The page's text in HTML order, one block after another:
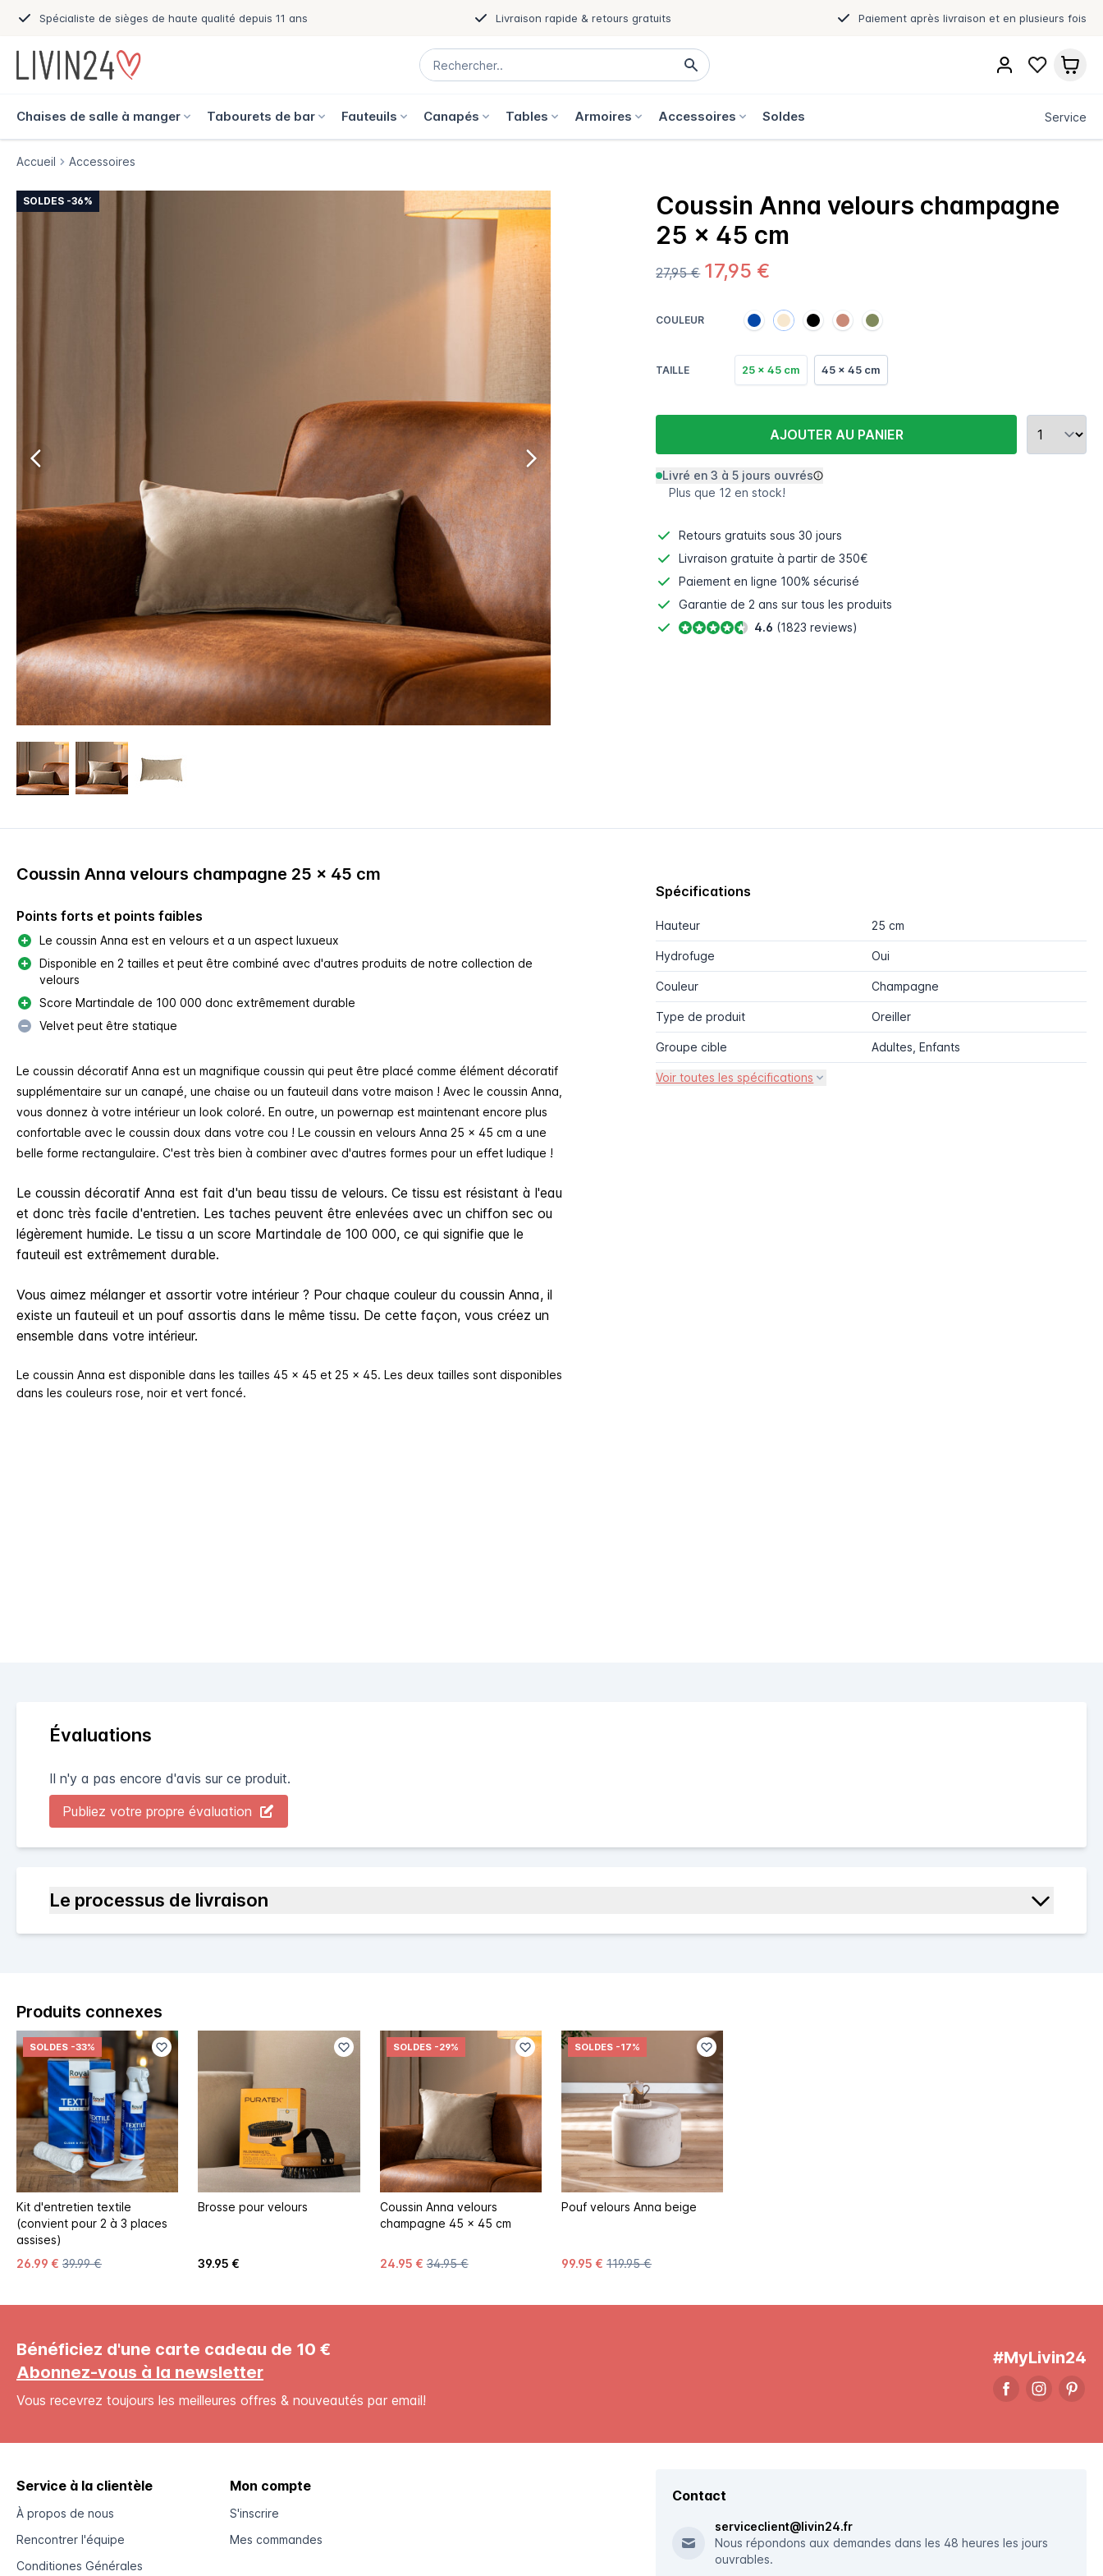
Spécialiste de sièges de haute qualité depuis 11 ans Livraison rapide & retours gratuits Paiement après livraison et en plusieurs fois
Chaises de salle à manger Tabourets de bar Fauteuils Canapés Tables Armoires Accessoires Soldes Service
Accueil Accessoires
SOLDES -36%
Coussin Anna velours champagne
25 x 45 cm
27,95 € 17,95 €
COULEUR
TAILLE 25 x 45 cm 45 x 45 cm
AJOUTER AU PANIER
Livré en 3 à 5 jours ouvrés
Plus que 12 en stock!
Retours gratuits sous 30 jours
Livraison gratuite à partir de 350€
Paiement en ligne 100% sécurisé
Garantie de 2 ans sur tous les produits
4.6 (1823 reviews)
Coussin Anna velours champagne 25 x 45 cm
Points forts et points faibles
Le coussin Anna est en velours et a un aspect luxueux
Disponible en 2 tailles et peut être combiné avec d'autres produits de notre collection de
velours
Score Martindale de 100 000 donc extrêmement durable
Velvet peut être statique
Le coussin décoratif Anna est un magnifique coussin qui peut être placé comme élément décoratif
supplémentaire sur un canapé, une chaise ou un fauteuil dans votre maison ! Avec le coussin Anna,
vous donnez à votre intérieur un look coloré. En outre, un powernap est maintenant encore plus
confortable avec le coussin doux dans votre cou ! Le coussin en velours Anna 25 x 45 cm a une
belle forme rectangulaire. C'est très bien à combiner avec d'autres formes pour un effet ludique !
Le coussin décoratif Anna est fait d'un beau tissu de velours. Ce tissu est résistant à l'eau
et donc très facile d'entretien. Les taches peuvent être enlevées avec un chiffon sec ou
légèrement humide. Le tissu a un score Martindale de 100 000, ce qui signifie que le
fauteuil est extrêmement durable.
Vous aimez mélanger et assortir votre intérieur ? Pour chaque couleur du coussin Anna, il
existe un fauteuil et un pouf assortis dans le même tissu. De cette façon, vous créez un
ensemble dans votre intérieur.
Le coussin Anna est disponible dans les tailles 45 x 45 et 25 x 45. Les deux tailles sont disponibles
dans les couleurs rose, noir et vert foncé.
Spécifications
Hauteur 25 cm
Hydrofuge Oui
Couleur Champagne
Type de produit Oreiller
Groupe cible Adultes, Enfants
Voir toutes les spécifications
Évaluations
Il n'y a pas encore d'avis sur ce produit.
Publiez votre propre évaluation
Le processus de livraison
Produits connexes
SOLDES -33%
Kit d'entretien textile
(convient pour 2 à 3 places
assises)
26.99 € 39.99 €
Brosse pour velours
39.95 €
SOLDES -29%
Coussin Anna velours
champagne 45 x 45 cm
24.95 € 34.95 €
SOLDES -17%
Pouf velours Anna beige
99.95 € 119.95 €
Bénéficiez d'une carte cadeau de 10 €
Abonnez-vous à la newsletter
Vous recevrez toujours les meilleures offres & nouveautés par email!
#MyLivin24
Service à la clientèle
À propos de nous
Rencontrer l'équipe
Conditiones Générales
Mon compte
S'inscrire
Mes commandes
Contact
serviceclient@livin24.fr
Nous répondons aux demandes dans les 48 heures les jours
ouvrables.